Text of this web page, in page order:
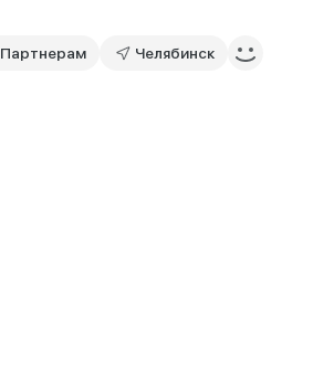
Партнерам Челябинск